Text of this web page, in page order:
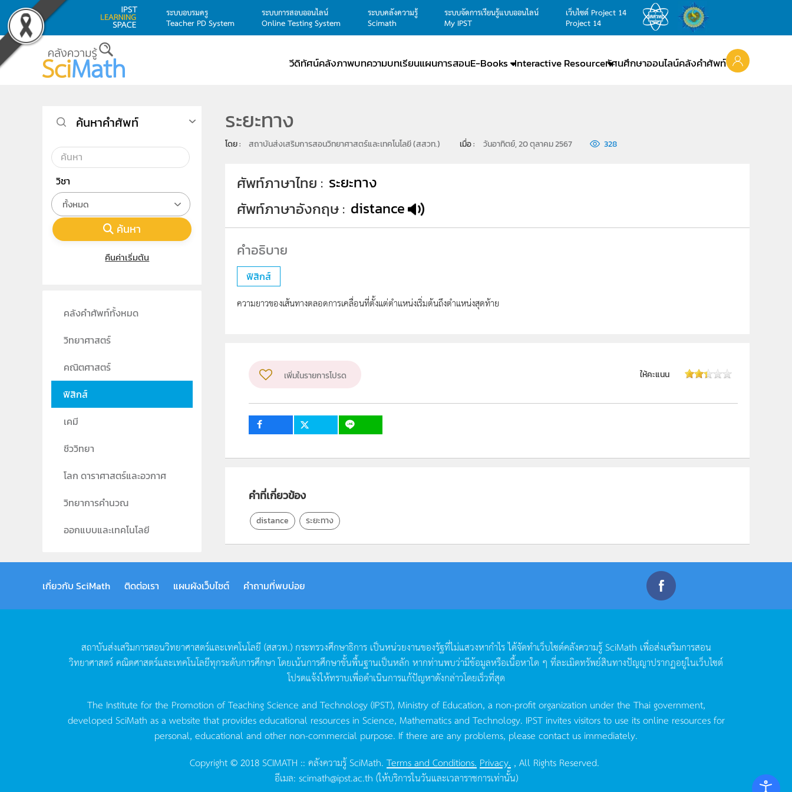
Skip to main content
ระบบอบรมครู
Teacher PD System
ระบบการสอบออนไลน์
Online Testing System
ระบบคลังความรู้
Scimath
ระบบจัดการเรียนรู้แบบออนไลน์
My IPST
เว็บไซต์ Project 14
Project 14
วีดิทัศน์คลังภาพบทความบทเรียนแผนการสอนE-Books Interactive Resourceทัศนศึกษาออนไลน์คลังคำศัพท์
ระยะทาง
โดย : สถาบันส่งเสริมการสอนวิทยาศาสตร์และเทคโนโลยี (สสวท.) เมื่อ : วันอาทิตย์, 20 ตุลาคม 2567 328
ศัพท์ภาษาไทย
ระยะทาง
ศัพท์ภาษาอังกฤษ distance
ฟิสิกส์
ความยาวของเส้นทางตลอดการเคลื่อนที่ตั้งแต่ตำแหน่งเริ่มต้นถึงตำแหน่งสุดท้าย
เพิ่มในรายการโปรด ให้คะแนน
คำที่เกี่ยวข้อง
distance ระยะทาง
ค้นหาคำศัพท์
วิชา
ทั้งหมด
ค้นหา
คืนค่าเริ่มต้น
คลังคำศัพท์ทั้งหมด
วิทยาศาสตร์
คณิตศาสตร์
ฟิสิกส์
เคมี
ชีววิทยา
โลก ดาราศาสตร์และอวกาศ
วิทยาการคำนวณ
ออกแบบและเทคโนโลยี
เกี่ยวกับ SciMath ติดต่อเรา แผนผังเว็บไซต์ คำถามที่พบบ่อย
สถาบันส่งเสริมการสอนวิทยาศาสตร์และเทคโนโลยี (สสวท.) กระทรวงศึกษาธิการ เป็นหน่วยงานของรัฐที่ไม่แสวงหากำไรได้จัดทำเว็บไซต์คลังความรู้SciMath เพื่อส่งเสริมการสอน
วิทยาศาสตร์คณิตศาสตร์และเทคโนโลยีทุกระดับการศึกษา โดยเน้นการศึกษาขั้นพื้นฐานเป็นหลัก หากท่านพบว่ามีข้อมูลหรือเนื้อหาใด ๆ ที่ละเมิดทรัพย์สินทางปัญญาปรากฏอยู่ในเว็บไซต์
โปรดแจ้งให้ทราบเพื่อดำเนินการแก้ปัญหาดังกล่าวโดยเร็วที่สุด
The Institute for the Promotion of Teaching Science and Technology (IPST), Ministry of Education, a non-profit organization under the Thai government,
developed SciMath as a website that provides educational resources in Science, Mathematics and Technology. IPST invites visitors to use its online resources for
personal, educational and other non-commercial purpose. If there are any problems, please contact us immediately.
Copyright © 2018 SCIMATH :: คลังความรู้ SciMath.Terms and Conditions. Privacy. , All Rights Reserved.
อีเมล: scimath@ipst.ac.th (ให้บริการในวันและเวลาราชการเท่านั้น)